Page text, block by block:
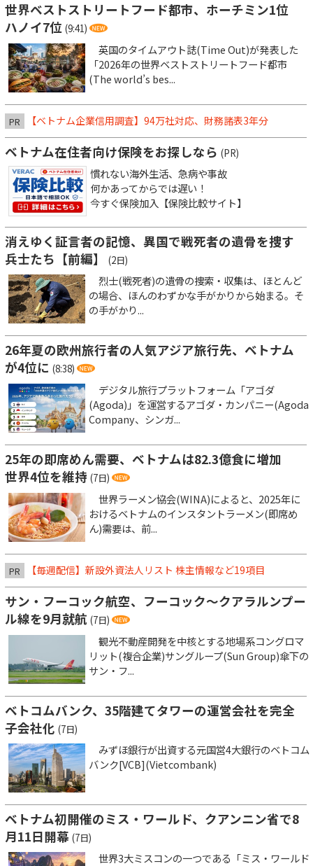
世界ベストストリートフード都市、ホーチミン1位
ハノイ7位 (9:41)
英国のタイムアウト誌(Time Out)が発表した
「2026年の世界ベストストリートフード都市
(The world’s bes...
PR 【ベトナム企業信用調査】94万社対応、財務諸表3年分
ベトナム在住者向け保険をお探しなら (PR)
慣れない海外生活、急病や事故
何かあってからでは遅い！
今すぐ保険加入【保険比較サイト】
消えゆく証言者の記憶、異国で戦死者の遺骨を捜す
兵士たち【前編】
(2日)
烈士(戦死者)の遺骨の捜索・収集は、ほとんど
の場合、ほんのわずかな手がかりから始まる。そ
の手がかり...
26年夏の欧州旅行者の人気アジア旅行先、ベトナム
が4位に (8:38)
デジタル旅行プラットフォーム「アゴダ
(Agoda)」を運営するアゴダ・カンパニー(Agoda
Company、シンガ...
25年の即席めん需要、ベトナムは82.3億食に増加
世界4位を維持 (7日)
世界ラーメン協会(WINA)によると、2025年に
おけるベトナムのインスタントラーメン(即席め
ん)需要は、前...
PR 【毎週配信】新設外資法人リスト 株主情報など19項目
サン・フーコック航空、フーコック～クアラルンプー
ル線を9月就航 (7日)
観光不動産開発を中核とする地場系コングロマ
リット(複合企業)サングループ(Sun Group)傘下の
サン・フ...
ベトコムバンク、35階建てタワーの運営会社を完全
子会社化 (7日)
みずほ銀行が出資する元国営4大銀行のベトコム
バンク[VCB](Vietcombank)
ベトナム初開催のミス・ワールド、クアンニン省で8
月11日開幕 (7日)
世界3大ミスコンの一つである「ミス・ワールド